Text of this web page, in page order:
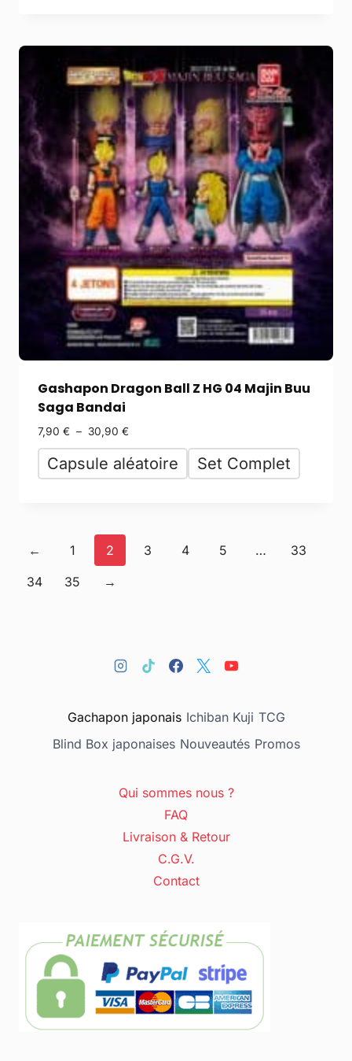
Gashapon Dragon Ball Z HG 04 Majin Buu
Saga Bandai
7,90 € – 30,90 €
Capsule aléatoire Set Complet
← 1 2 3 4 5 …
33
34
35 →
Gachapon japonais Ichiban Kuji TCG
Blind Box japonaises Nouveautés Promos
Qui sommes nous ?
FAQ
Livraison & Retour
C.G.V.
Contact